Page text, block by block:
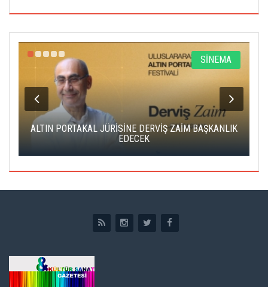
SİNEMA
ALTIN PORTAKAL JÜRİSİNE DERVİŞ ZAİM BAŞKANLIK
EDECEK